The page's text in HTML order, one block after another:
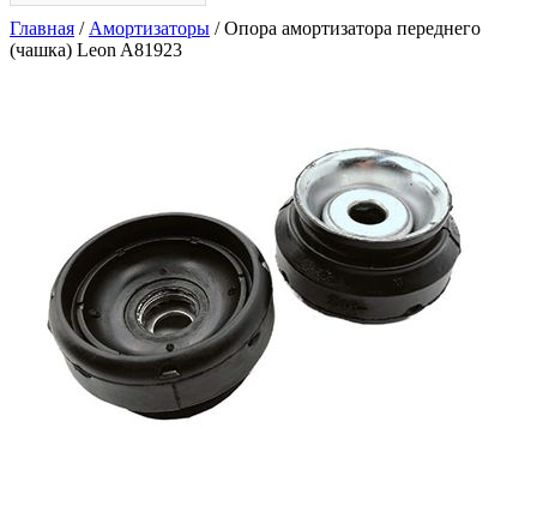
Главная / Амортизаторы / Опора амортизатора переднего
(чашка) Leon A81923